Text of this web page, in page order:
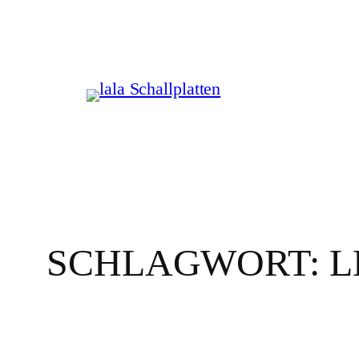
SCHLAGWORT: